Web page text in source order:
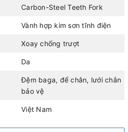
Carbon-Steel Teeth Fork
Vành hợp kim sơn tĩnh điện
Xoay chống trượt
Da
Đệm baga, để chân, lưới chắn
bảo vệ
Việt Nam